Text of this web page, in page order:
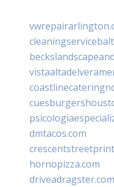
dmtacos.com
hornopizza.com
driveadragster.com